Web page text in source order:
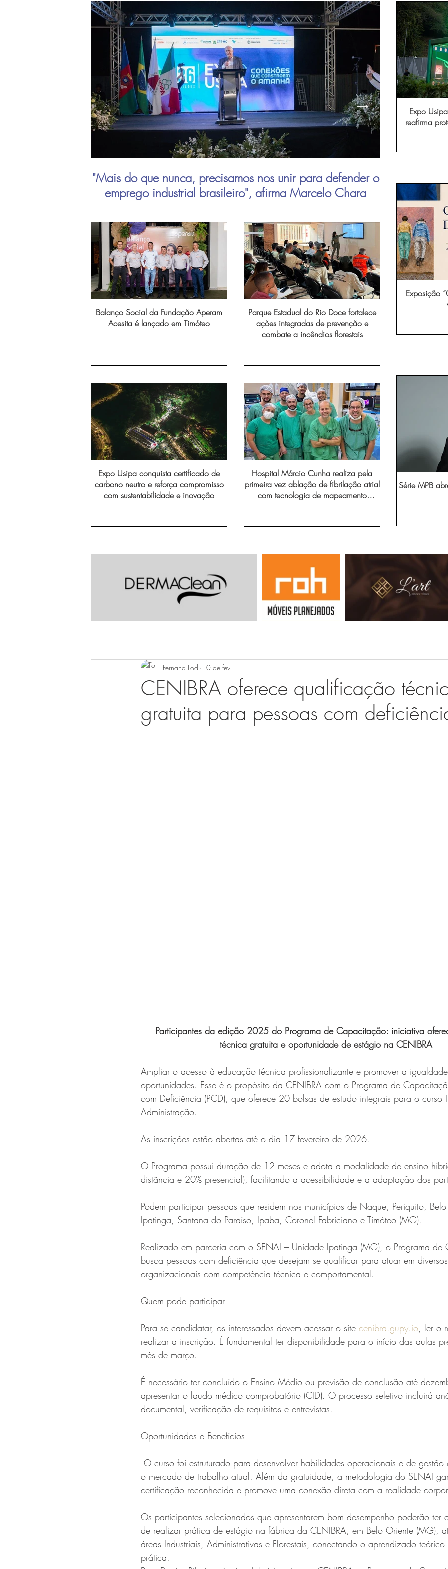
"Mais do que nunca, precisamos nos unir para defender o
emprego industrial brasileiro", afirma Marcelo Chara
viagens
Balanço Social da Fundação Aperam
Acesita é lançado em Timóteo
Parque Estadual do Rio Doce fortalece
ações integradas de prevenção e
combate a incêndios florestais
Expo
reafirma
Exposição
Expo Usipa conquista certificado de
carbono neutro e reforça compromisso
com sustentabilidade e inovação
Hospital Márcio Cunha realiza pela
primeira vez ablação de fibrilação atrial
com tecnologia de mapeamento
Série MPB
CENIBRA oferece qualificação
gratuita para pessoas com
Fernand Lodi 10 de fev.
Participantes da edição 2025 do Programa de Capacitação: iniciativa
técnica gratuita e oportunidade de estágio na CENIBRA
Ampliar o acesso à educação técnica profissionalizante e promover a
oportunidades. Esse é o propósito da CENIBRA com o Programa de
com Deficiência (PCD), que oferece 20 bolsas de estudo integrais para o curso
Administração.
As inscrições estão abertas até o dia 17 fevereiro de 2026.
O Programa possui duração de 12 meses e adota a modalidade de ensino
distância e 20% presencial), facilitando a acessibilidade e a adaptação dos
Podem participar pessoas que residem nos municípios de Naque, Periquito,
Ipatinga, Santana do Paraíso, Ipaba, Coronel Fabriciano e Timóteo (MG).
Realizado em parceria com o SENAI – Unidade Ipatinga (MG), o Programa
busca pessoas com deficiência que desejam se qualificar para atuar em
organizacionais com competência técnica e comportamental.
Quem pode participar
Para se candidatar, os interessados devem acessar o site cenibra.gupy.io , ler o
realizar a inscrição. É fundamental ter disponibilidade para o início das aulas
mês de março.
É necessário ter concluído o Ensino Médio ou previsão de conclusão até
apresentar o laudo médico comprobatório (CID). O processo seletivo incluirá
documental, verificação de requisitos e entrevistas.
Oportunidades e Benefícios
O curso foi estruturado para desenvolver habilidades operacionais e de
o mercado de trabalho atual. Além da gratuidade, a metodologia do SENAI
certificação reconhecida e promove uma conexão direta com a realidade
Os participantes selecionados que apresentarem bom desempenho poderão
de realizar prática de estágio na fábrica da CENIBRA, em Belo Oriente (MG),
áreas Industriais, Administrativas e Florestais, conectando o aprendizado
prática.